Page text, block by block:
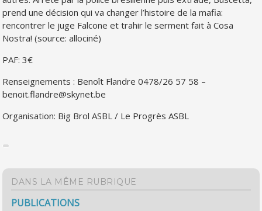
prend une décision qui va changer l’histoire de la mafia:
rencontrer le juge Falcone et trahir le serment fait à Cosa
Nostra! (source: allociné)
PAF: 3€
Renseignements : Benoît Flandre 0478/26 57 58 –
benoit.flandre@skynet.be
Organisation: Big Brol ASBL / Le Progrès ASBL
DANS LA MÊME RUBRIQUE
PUBLICATIONS